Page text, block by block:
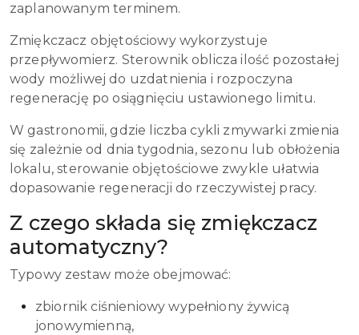
zaplanowanym terminem.
Zmiękczacz objętościowy wykorzystuje
przepływomierz. Sterownik oblicza ilość pozostałej
wody możliwej do uzdatnienia i rozpoczyna
regenerację po osiągnięciu ustawionego limitu.
W gastronomii, gdzie liczba cykli zmywarki zmienia
się zależnie od dnia tygodnia, sezonu lub obłożenia
lokalu, sterowanie objętościowe zwykle ułatwia
dopasowanie regeneracji do rzeczywistej pracy.
Z czego składa się zmiękczacz
automatyczny?
Typowy zestaw może obejmować:
zbiornik ciśnieniowy wypełniony żywicą
jonowymienną,